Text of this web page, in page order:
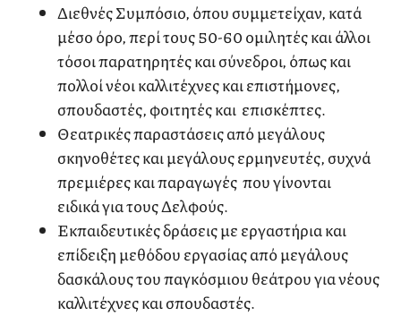
Διεθνές Συμπόσιο, όπου συμμετείχαν, κατά
μέσο όρο, περί τους 50-60 ομιλητές και άλλοι
τόσοι παρατηρητές και σύνεδροι, όπως και
πολλοί νέοι καλλιτέχνες και επιστήμονες,
σπουδαστές, φοιτητές και επισκέπτες.
Θεατρικές παραστάσεις από μεγάλους
σκηνοθέτες και μεγάλους ερμηνευτές, συχνά
πρεμιέρες και παραγωγές που γίνονται
ειδικά για τους Δελφούς.
Εκπαιδευτικές δράσεις με εργαστήρια και
επίδειξη μεθόδου εργασίας από μεγάλους
δασκάλους του παγκόσμιου θεάτρου για νέους
καλλιτέχνες και σπουδαστές.